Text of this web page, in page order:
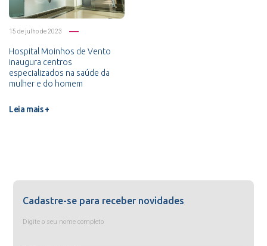
15 de julho de 2023
Hospital Moinhos de Vento
inaugura centros
especializados na saúde da
mulher e do homem
Leia mais +
Cadastre-se para receber novidades
Digite o seu nome completo